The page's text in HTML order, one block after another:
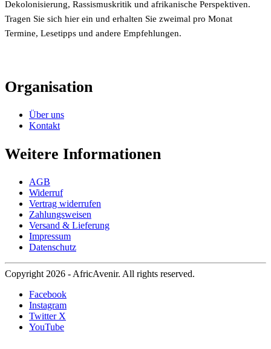
Dekolonisierung, Rassismuskritik und afrikanische Perspektiven.
Tragen Sie sich hier ein und erhalten Sie zweimal pro Monat
Termine, Lesetipps und andere Empfehlungen.
Organisation
Über uns
Kontakt
Weitere Informationen
AGB
Widerruf
Vertrag widerrufen
Zahlungsweisen
Versand & Lieferung
Impressum
Datenschutz
Copyright 2026 - AfricAvenir. All rights reserved.
Facebook
Instagram
Twitter X
YouTube